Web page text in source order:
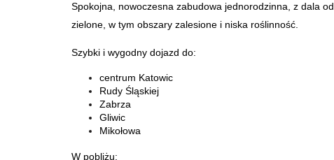
Spokojna, nowoczesna zabudowa jednorodzinna, z dala
zielone, w tym obszary zalesione i niska roślinność.
Szybki i wygodny dojazd do:
centrum Katowic
Rudy Śląskiej
Zabrza
Gliwic
Mikołowa
W pobliżu: